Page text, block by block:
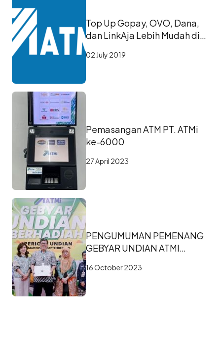
Top Up Gopay, OVO, Dana,
dan LinkAja Lebih Mudah di
02 July 2019
Pemasangan ATM PT. ATMi
ke-6000
27 April 2023
PENGUMUMAN PEMENANG
GEBYAR UNDIAN ATMI
16 October 2023